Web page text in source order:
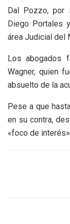
Dal Pozzo, por
Diego Portales
área Judicial del
Los abogados
Wagner, quien
absuelto de la
Pese a que
en su contra,
«foco de